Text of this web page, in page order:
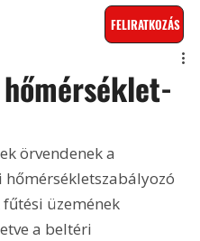
FELIRATKOZÁS
örvendenek a
üzemének
a beltéri